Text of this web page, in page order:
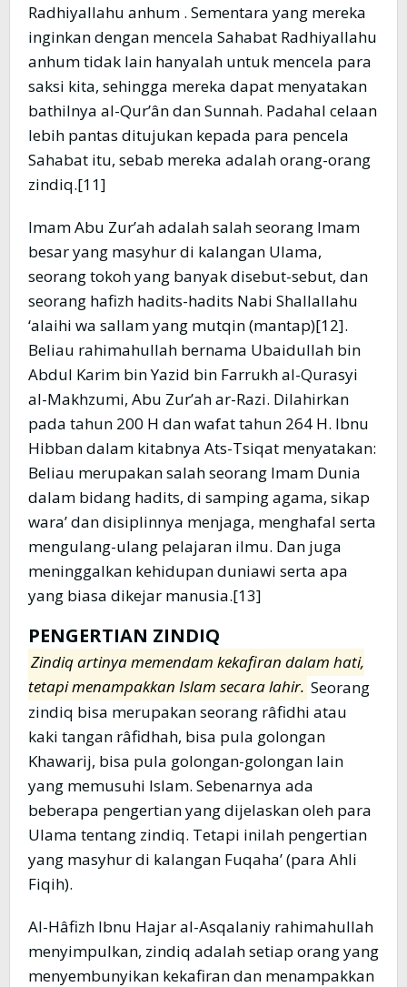
Radhiyallahu anhum . Sementara yang mereka
inginkan dengan mencela Sahabat Radhiyallahu
anhum tidak lain hanyalah untuk mencela para
saksi kita, sehingga mereka dapat menyatakan
bathilnya al-Qur’ân dan Sunnah. Padahal celaan
lebih pantas ditujukan kepada para pencela
Sahabat itu, sebab mereka adalah orang-orang
zindiq.[11]
Imam Abu Zur’ah adalah salah seorang Imam
besar yang masyhur di kalangan Ulama,
seorang tokoh yang banyak disebut-sebut, dan
seorang hafizh hadits-hadits Nabi Shallallahu
‘alaihi wa sallam yang mutqin (mantap)[12].
Beliau rahimahullah bernama Ubaidullah bin
Abdul Karim bin Yazid bin Farrukh al-Qurasyi
al-Makhzumi, Abu Zur’ah ar-Razi. Dilahirkan
pada tahun 200 H dan wafat tahun 264 H. Ibnu
Hibban dalam kitabnya Ats-Tsiqat menyatakan:
Beliau merupakan salah seorang Imam Dunia
dalam bidang hadits, di samping agama, sikap
wara’ dan disiplinnya menjaga, menghafal serta
mengulang-ulang pelajaran ilmu. Dan juga
meninggalkan kehidupan duniawi serta apa
yang biasa dikejar manusia.[13]
PENGERTIAN ZINDIQ
Zindiq artinya memendam kekafiran dalam hati,
tetapi menampakkan Islam secara lahir. Seorang
zindiq bisa merupakan seorang râfidhi atau
kaki tangan râfidhah, bisa pula golongan
Khawarij, bisa pula golongan-golongan lain
yang memusuhi Islam. Sebenarnya ada
beberapa pengertian yang dijelaskan oleh para
Ulama tentang zindiq. Tetapi inilah pengertian
yang masyhur di kalangan Fuqaha’ (para Ahli
Fiqih).
Al-Hâfizh Ibnu Hajar al-Asqalaniy rahimahullah
menyimpulkan, zindiq adalah setiap orang yang
menyembunyikan kekafiran dan menampakkan